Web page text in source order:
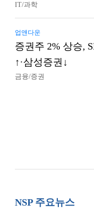
IT/과학
업앤다운
증권주 2% 상승,
↑·삼성증권↓
금융/증권
NSP 주요뉴스